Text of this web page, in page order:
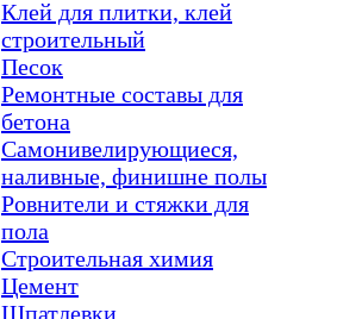
Клей для плитки, клей
строительный
Песок
Ремонтные составы для
бетона
Самонивелирующиеся,
наливные, финишне полы
Ровнители и стяжки для
пола
Строительная химия
Цемент
Шпатлевки